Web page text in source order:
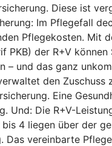
Diese ist
Im Pflegefall
Pflegekosten. Mit
PKB) der R+V
– und das ganz
den Zuschuss
Eine
Und: Die R+V-
4 liegen über der
Das vereinbarte